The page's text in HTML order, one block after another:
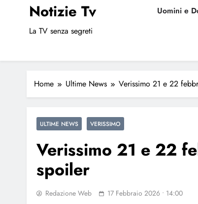
Notizie Tv
La TV senza segreti
Uomini e
Home Ultime News Verissimo 21 e 22
ULTIME NEWS VERISSIMO
Verissimo 21 e 22
spoiler
Redazione Web 17 Febbraio 2026 • 14:00